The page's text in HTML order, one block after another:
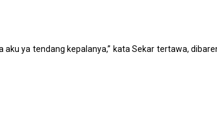
ya tendang kepalanya,” kata Sekar tertawa,